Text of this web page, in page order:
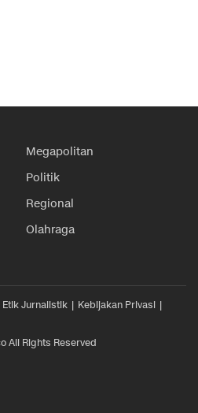
Megapolitan
Politik
Regional
Olahraga
Etik Jurnalistik
Kebijakan Privasi
All Rights Reserved